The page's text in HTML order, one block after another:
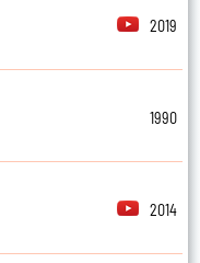
2019
1990
2014